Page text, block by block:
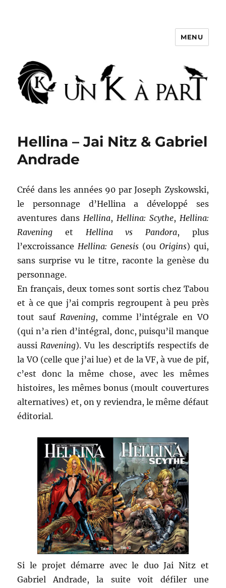
MENU
Hellina – Jai Nitz & Gabriel
Andrade
Créé dans les années 90 par Joseph Zyskowski,
le personnage d’Hellina a développé ses
aventures dansHellina, Hellina: Scythe, Hellina:
Ravening et Hellina vs Pandora, plus
l’excroissanceHellina: Genesis (ou Origins) qui,
sans surprise vu le titre, raconte la genèse du
personnage.
En français, deux tomes sont sortis chez Tabou
et à ce que j’ai compris regroupent à peu près
tout sauf Ravening, comme l’intégrale en VO
(qui n’a rien d’intégral, donc, puisqu’il manque
aussiRavening). Vu les descriptifs respectifs de
la VO (celle que j’ai lue) et de la VF, à vue de pif,
c’est donc la même chose, avec les mêmes
histoires, les mêmes bonus (moult couvertures
alternatives) et, on y reviendra, le même défaut
éditorial.
Si le projet démarre avec le duo Jai Nitz et
Gabriel Andrade, la suite voit défiler une